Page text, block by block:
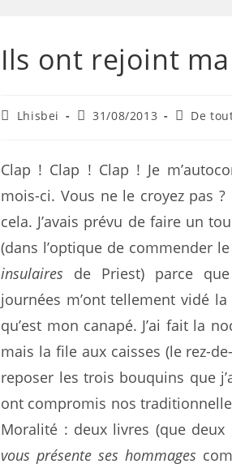
Ils ont rejoint ma
Lhisbei 31/08/2013 De
Clap ! Clap ! Clap ! Je
mois-ci. Vous ne le croyez pas
cela. J’avais prévu de faire un
(dans l’optique de commender
insulaires de Priest) parce
journées m’ont tellement vidé
qu’est mon canapé. J’ai fait la
mais la file aux caisses (le rez-
reposer les trois bouquins que
ont compromis nos
Moralité : deux livres (que
vous présente ses hommages